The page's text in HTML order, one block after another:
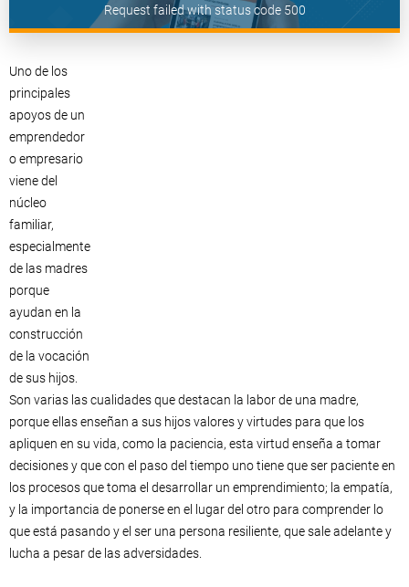
Request failed with status code 500
Uno de los
principales
apoyos de un
emprendedor
o empresario
viene del
núcleo
familiar,
especialmente
de las madres
porque
ayudan en la
construcción
de la vocación
de sus hijos.
Son varias las cualidades que destacan la labor de una madre,
porque ellas enseñan a sus hijos valores y virtudes para que los
apliquen en su vida, como la paciencia, esta virtud enseña a tomar
decisiones y que con el paso del tiempo uno tiene que ser paciente en
los procesos que toma el desarrollar un emprendimiento; la empatía,
y la importancia de ponerse en el lugar del otro para comprender lo
que está pasando y el ser una persona resiliente, que sale adelante y
lucha a pesar de las adversidades.